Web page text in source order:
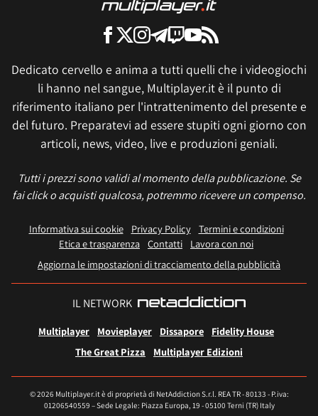
Dedicato cervello e anima a tutti quelli che i videogiochi
li hanno nel sangue, Multiplayer.it è il punto di
riferimento italiano per l'intrattenimento del presente e
del futuro. Preparatevi ad essere stupiti ogni giorno con
articoli, news, video, live e produzioni geniali.
Tutti i prezzi sono validi al momento della pubblicazione. Se
fai click o acquisti qualcosa, potremmo ricevere un compenso.
Informativa sui cookie Privacy Policy
Termini e condizioni
Etica e trasparenza Contatti
Lavora con noi
Aggiorna le impostazioni di tracciamento della pubblicità
IL NETWORK
Multiplayer Movieplayer Dissapore
Fidelity House
The Great Pizza
Multiplayer Edizioni
© 2026 Multiplayer.it è di proprietà di NetAddiction S.r.l. REA TR - 80133 - P.iva:
01206540559 – Sede Legale: Piazza Europa, 19 - 05100 Terni (TR) Italy